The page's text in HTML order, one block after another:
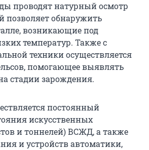
проводят натурный осмотр
позволяет обнаружить
возникающие под
температур. Также с
техники осуществляется
помогающее выявлять
стадии зарождения.
постоянный
искусственных
и тоннелей) ВСЖД, а также
и устройств автоматики,